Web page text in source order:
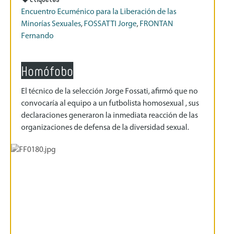
Encuentro Ecuménico para la Liberación de las
Minorías Sexuales, FOSSATTI Jorge, FRONTAN
Fernando
Homófobo
El técnico de la selección Jorge Fossati, afirmó que no
convocaría al equipo a un futbolista homosexual , sus
declaraciones generaron la inmediata reacción de las
organizaciones de defensa de la diversidad sexual.